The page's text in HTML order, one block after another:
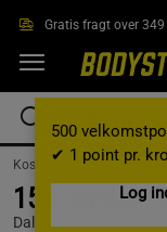
Gratis fragt over 349
500
✔ 1 point pr.
Log
Kosttilskud / Bars /
15 x Swebar
Dalblads